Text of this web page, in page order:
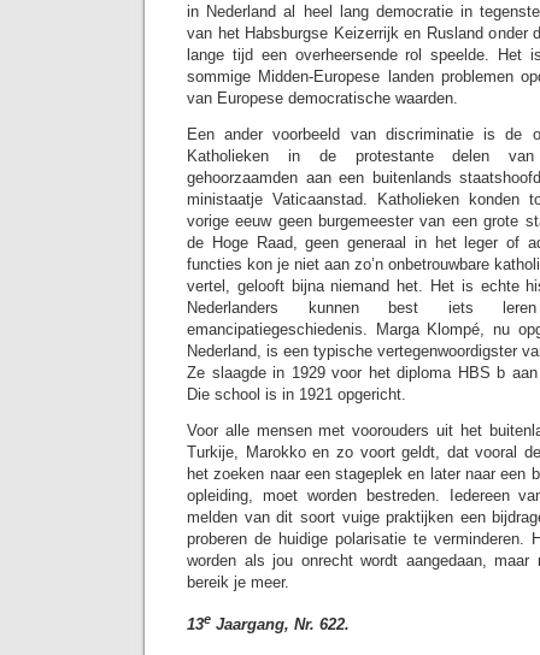
in Nederland al heel lang democratie in
van het Habsburgse Keizerrijk en Rusland onder
lange tijd een overheersende rol speelde. Het
sommige Midden-Europese landen problemen
van Europese democratische waarden.
Een ander voorbeeld van discriminatie is de
Katholieken in de protestante delen van
gehoorzaamden aan een buitenlands
ministaatje Vaticaanstad. Katholieken
vorige eeuw geen burgemeester van een grote
de Hoge Raad, geen generaal in het leger of
functies kon je niet aan zo’n onbetrouwbare
vertel, gelooft bijna niemand het. Het is echte
Nederlanders kunnen best iets
emancipatiegeschiedenis. Marga Klompé, nu
Nederland, is een typische vertegenwoordigster
Ze slaagde in 1929 voor het diploma HBS b
Die school is in 1921 opgericht.
Voor alle mensen met voorouders uit het
Turkije, Marokko en zo voort geldt, dat vooral
het zoeken naar een stageplek en later naar een
opleiding, moet worden bestreden. Iedereen
melden van dit soort vuige praktijken een
proberen de huidige polarisatie te
worden als jou onrecht wordt aangedaan, maar
bereik je meer.
13e Jaargang, Nr. 622.